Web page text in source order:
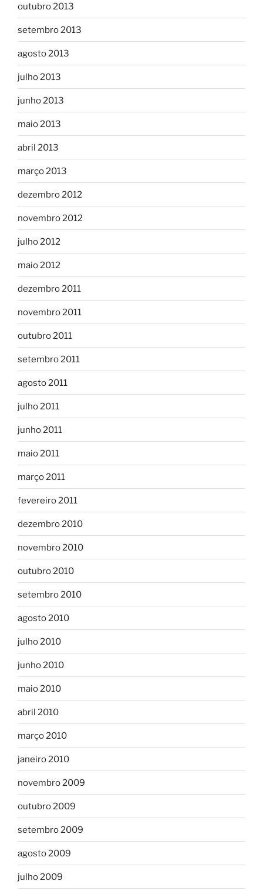
outubro 2013
setembro 2013
agosto 2013
julho 2013
junho 2013
maio 2013
abril 2013
março 2013
dezembro 2012
novembro 2012
julho 2012
maio 2012
dezembro 2011
novembro 2011
outubro 2011
setembro 2011
agosto 2011
julho 2011
junho 2011
maio 2011
março 2011
fevereiro 2011
dezembro 2010
novembro 2010
outubro 2010
setembro 2010
agosto 2010
julho 2010
junho 2010
maio 2010
abril 2010
março 2010
janeiro 2010
novembro 2009
outubro 2009
setembro 2009
agosto 2009
julho 2009